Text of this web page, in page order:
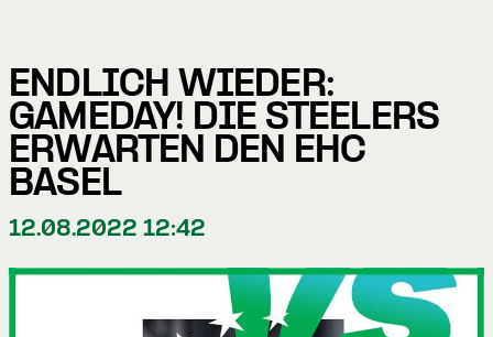
ENDLICH WIEDER:
GAMEDAY! DIE STEELERS
ERWARTEN DEN EHC
BASEL
12.08.2022 12:42